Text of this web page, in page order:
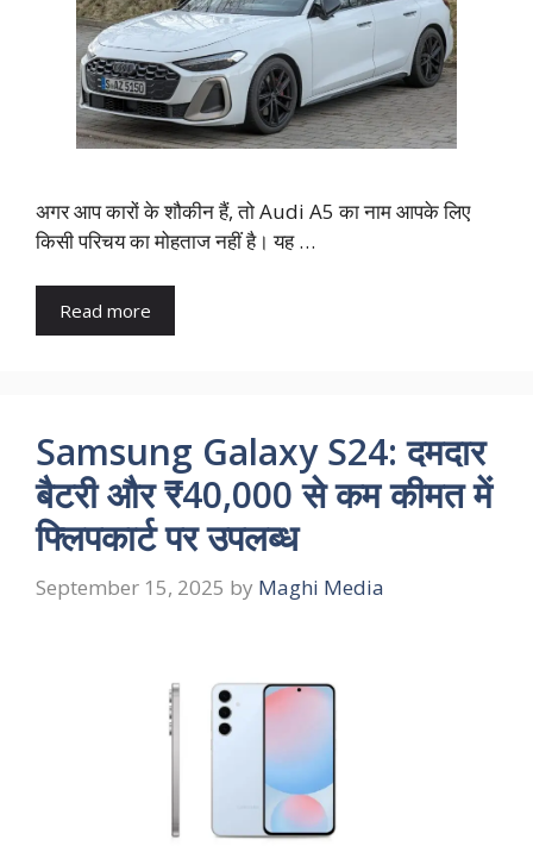
अगर आप कारों के शौकीन हैं, तो Audi A5 का नाम आपके लिए
किसी परिचय का मोहताज नहीं है। यह …
Read more
Samsung Galaxy S24: दमदार
बैटरी और ₹40,000 से कम कीमत में
फ्लिपकार्ट पर उपलब्ध
September 15, 2025 by Maghi Media